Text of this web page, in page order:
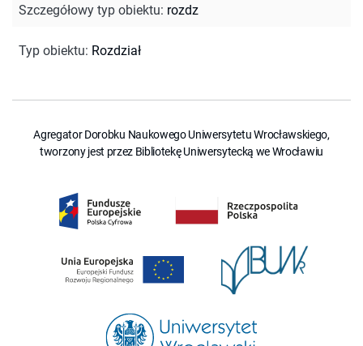
Szczegółowy typ obiektu: rozdz
Typ obiektu: Rozdział
Agregator Dorobku Naukowego Uniwersytetu Wrocławskiego,
tworzony jest przez Bibliotekę Uniwersytecką we Wrocławiu